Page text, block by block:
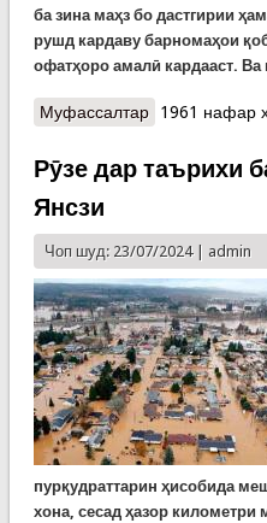
ба зина маҳз бо дастгирии
рушд кардаву барномаҳои
офатҳоро амалӣ кардааст. Ва
Муфассалтаро 30 соли
(Идома)
1961 нафар
Рӯзе дар таърихи
Янсзи
Чоп шуд: 23/07/2024 | admin
пурқудраттарин ҳисобида
хона, сесад ҳазор километри